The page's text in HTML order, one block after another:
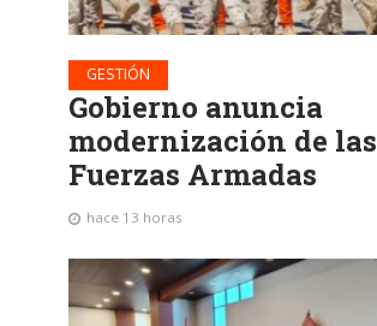
GESTIÓN
Gobierno anuncia
modernización de las
Fuerzas Armadas
hace 13 horas